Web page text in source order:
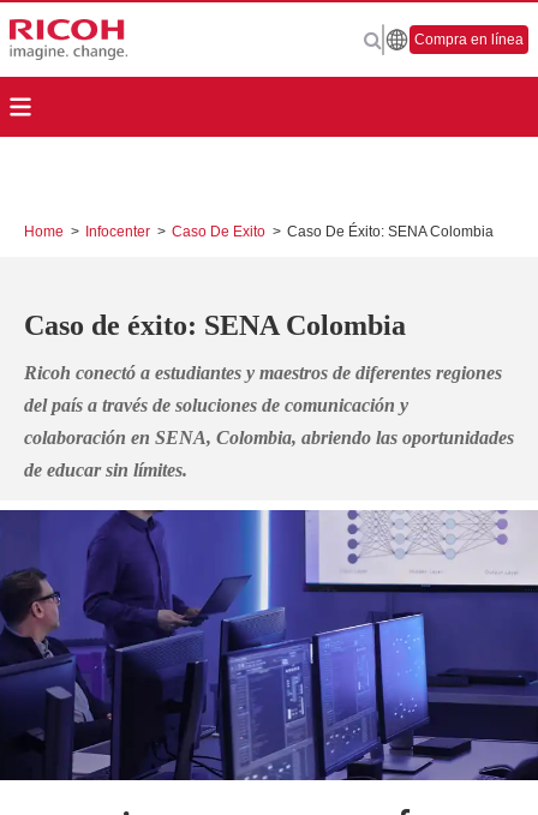
Compra en línea
Home > Infocenter > Caso De Exito > Caso De Éxito: SENA Colombia
Caso de éxito: SENA Colombia
Ricoh conectó a estudiantes y maestros de diferentes regiones
del país a través de soluciones de comunicación y
colaboración en SENA, Colombia, abriendo las oportunidades
de educar sin límites.